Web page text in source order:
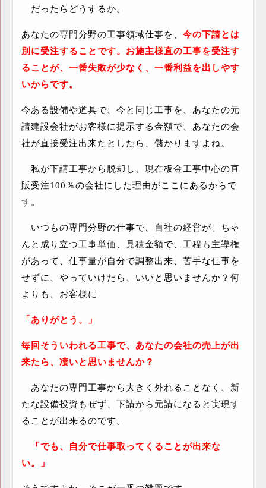
だったらどうするか。
あなたの専門分野の工事領域仕事を、 今の下請とは
別に受注することです。お施主様直の工事を受注す
ることが、一番失敗が少なく、一番利益を出しやす
いからです。
今ある設備や道具で、今と同じ工事を、あなたの元
請建設会社がお客様に提示する金額で、あなたの会
社が直接受注出来たとしたら、儲かりますよね。
私が下請工事から脱却し、現在板金工事中心の直
販受注100 ％の会社にした理由がここにあるからで
す。
いつもの専門分野の仕事で、自社の経営が、ちゃ
んと成り立つ工事単価、見積金額で、工程も主導権
があって、仕事量が自分で調整出来、苦手な仕事を
せずに、やっていけたら、いいと思いませんか？何
よりも、お客様に
「ありがとう。」
毎回そういわれる工事で、あなたの会社の売上が出
来たら、凄いと思いませんか？
あなたの専門工事から大きく外れることなく、新
たな設備投資もぜず、下請から元請になると実現す
ることが出来るのです。
「でも、自分で仕事取ってくることが出来な
い。」